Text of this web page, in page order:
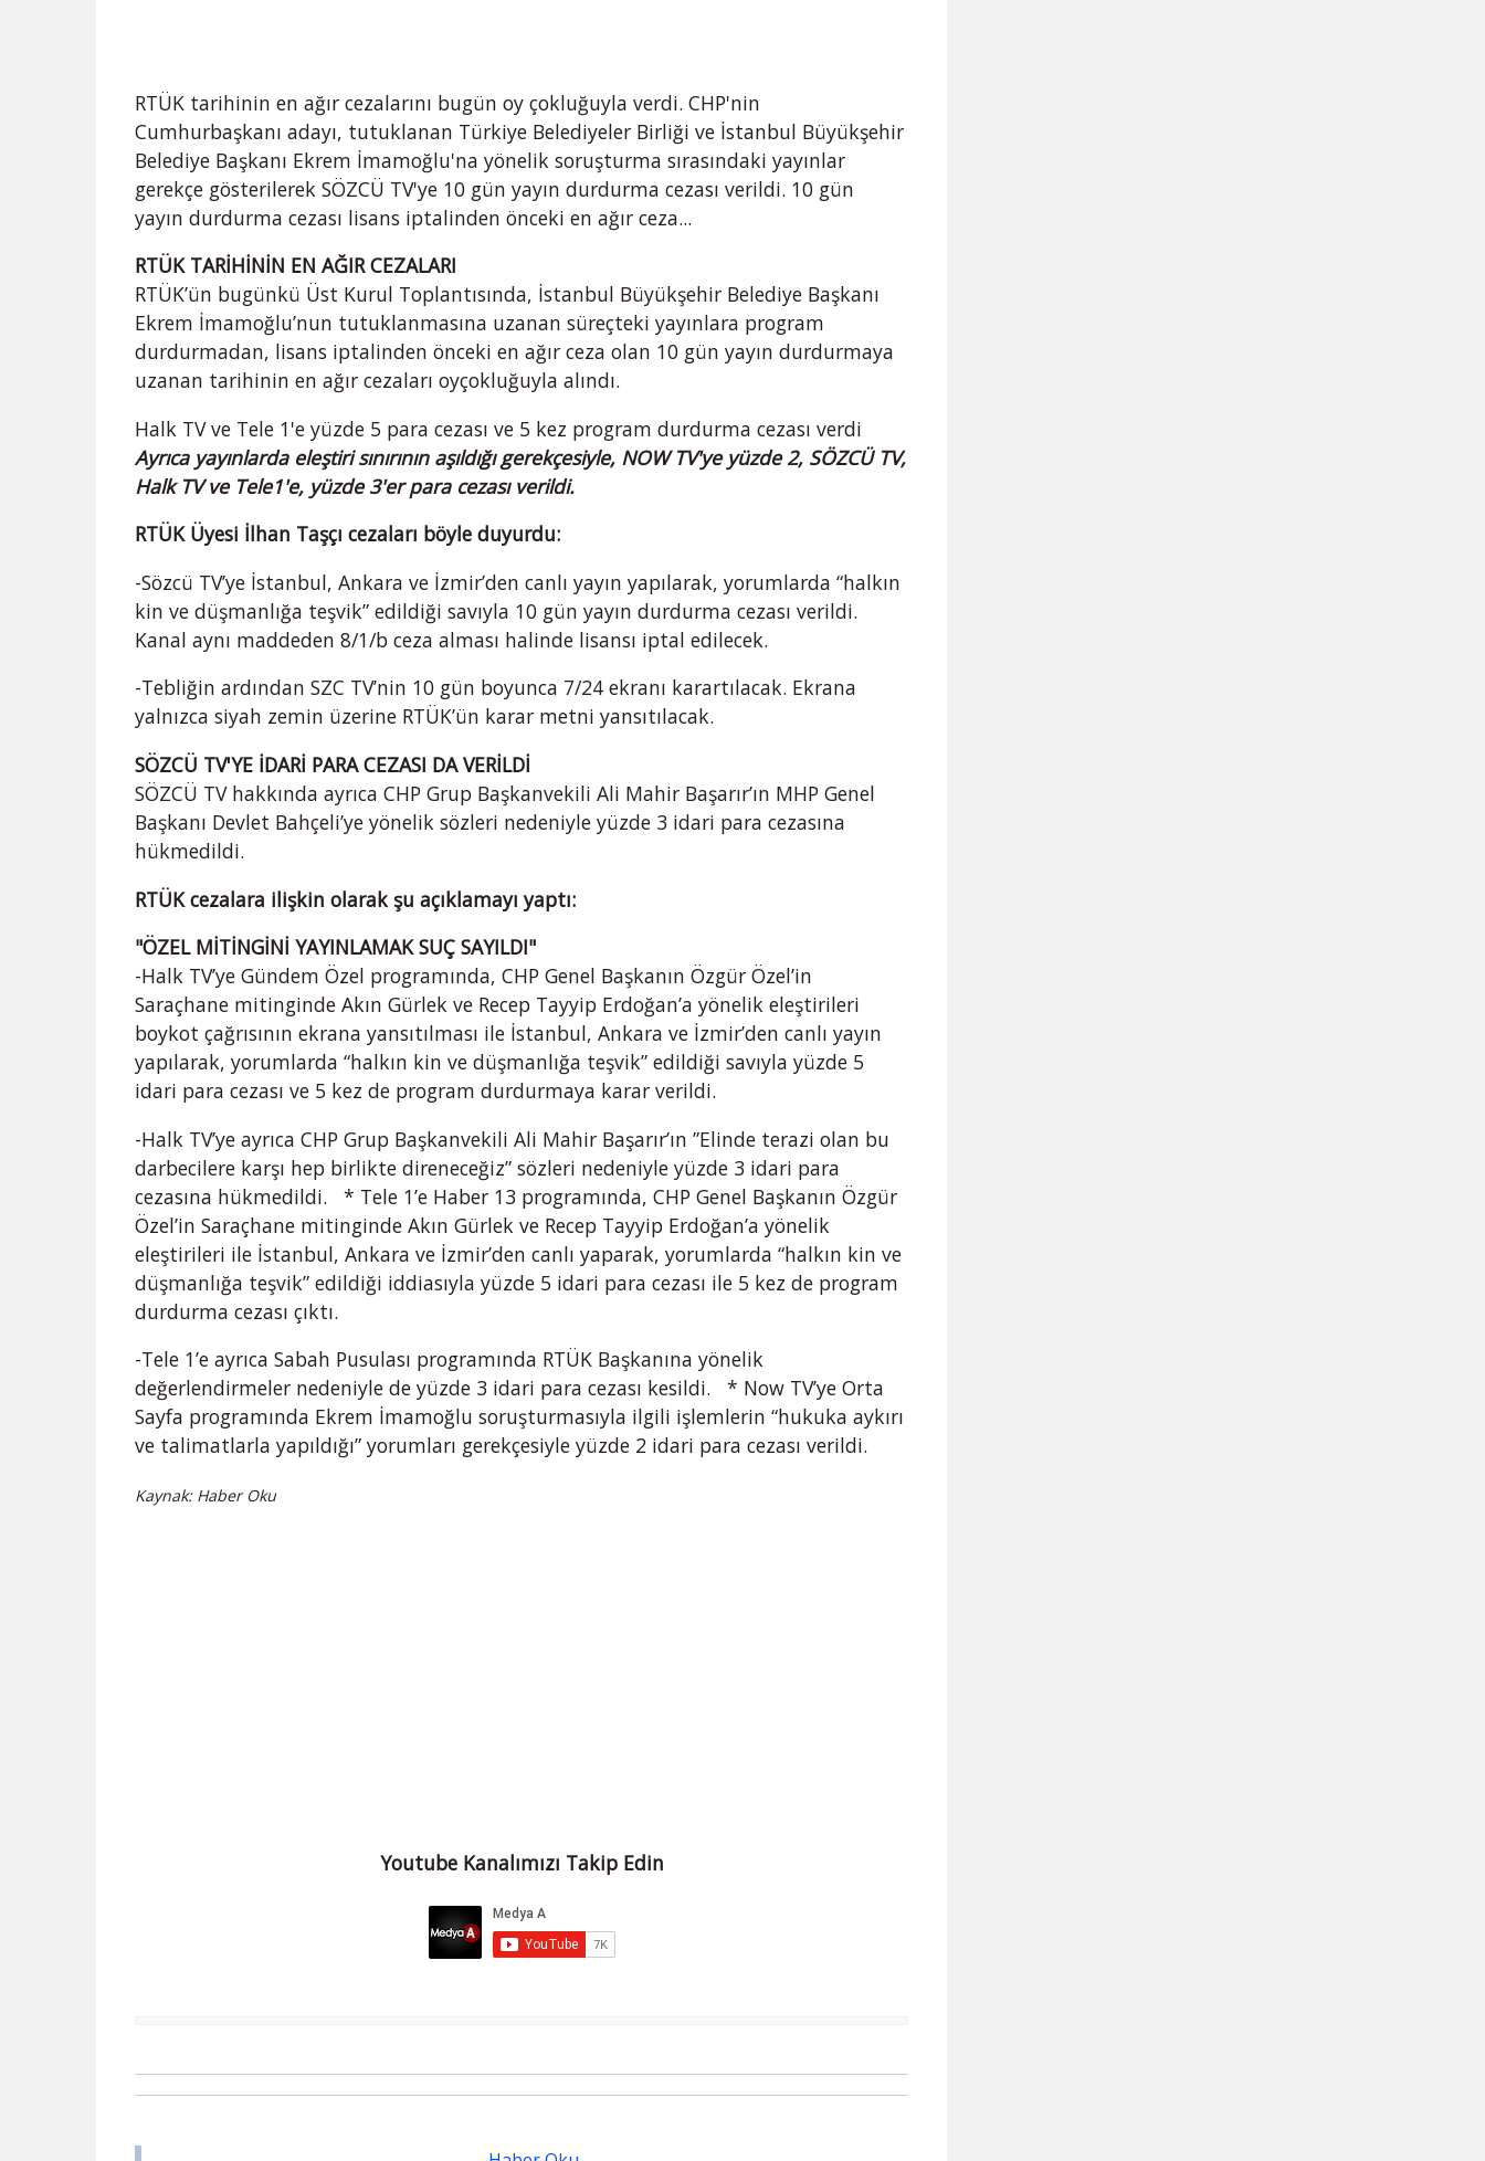
RTÜK tarihinin en ağır cezalarını bugün oy çokluğuyla verdi. CHP'nin
Cumhurbaşkanı adayı, tutuklanan Türkiye Belediyeler Birliği ve İstanbul Büyükşehir
Belediye Başkanı Ekrem İmamoğlu'na yönelik soruşturma sırasındaki yayınlar
gerekçe gösterilerek SÖZCÜ TV'ye 10 gün yayın durdurma cezası verildi. 10 gün
yayın durdurma cezası lisans iptalinden önceki en ağır ceza...
RTÜK TARİHİNİN EN AĞIR CEZALARI
RTÜK’ün bugünkü Üst Kurul Toplantısında, İstanbul Büyükşehir Belediye Başkanı
Ekrem İmamoğlu’nun tutuklanmasına uzanan süreçteki yayınlara program
durdurmadan, lisans iptalinden önceki en ağır ceza olan 10 gün yayın durdurmaya
uzanan tarihinin en ağır cezaları oyçokluğuyla alındı.
Halk TV ve Tele 1'e yüzde 5 para cezası ve 5 kez program durdurma cezası verdi
Ayrıca yayınlarda eleştiri sınırının aşıldığı gerekçesiyle, NOW TV'ye yüzde 2, SÖZCÜ TV,
Halk TV ve Tele1'e, yüzde 3'er para cezası verildi.
RTÜK Üyesi İlhan Taşçı cezaları böyle duyurdu:
-Sözcü TV’ye İstanbul, Ankara ve İzmir’den canlı yayın yapılarak, yorumlarda “halkın
kin ve düşmanlığa teşvik” edildiği savıyla 10 gün yayın durdurma cezası verildi.
Kanal aynı maddeden 8/1/b ceza alması halinde lisansı iptal edilecek.
-Tebliğin ardından SZC TV’nin 10 gün boyunca 7/24 ekranı karartılacak. Ekrana
yalnızca siyah zemin üzerine RTÜK’ün karar metni yansıtılacak.
SÖZCÜ TV'YE İDARİ PARA CEZASI DA VERİLDİ
SÖZCÜ TV hakkında ayrıca CHP Grup Başkanvekili Ali Mahir Başarır’ın MHP Genel
Başkanı Devlet Bahçeli’ye yönelik sözleri nedeniyle yüzde 3 idari para cezasına
hükmedildi.
RTÜK cezalara ilişkin olarak şu açıklamayı yaptı:
"ÖZEL MİTİNGİNİ YAYINLAMAK SUÇ SAYILDI"
-Halk TV’ye Gündem Özel programında, CHP Genel Başkanın Özgür Özel’in
Saraçhane mitinginde Akın Gürlek ve Recep Tayyip Erdoğan’a yönelik eleştirileri
boykot çağrısının ekrana yansıtılması ile İstanbul, Ankara ve İzmir’den canlı yayın
yapılarak, yorumlarda “halkın kin ve düşmanlığa teşvik” edildiği savıyla yüzde 5
idari para cezası ve 5 kez de program durdurmaya karar verildi.
-Halk TV’ye ayrıca CHP Grup Başkanvekili Ali Mahir Başarır’ın ”Elinde terazi olan bu
darbecilere karşı hep birlikte direneceğiz” sözleri nedeniyle yüzde 3 idari para
cezasına hükmedildi. * Tele 1’e Haber 13 programında, CHP Genel Başkanın Özgür
Özel’in Saraçhane mitinginde Akın Gürlek ve Recep Tayyip Erdoğan’a yönelik
eleştirileri ile İstanbul, Ankara ve İzmir’den canlı yaparak, yorumlarda “halkın kin ve
düşmanlığa teşvik” edildiği iddiasıyla yüzde 5 idari para cezası ile 5 kez de program
durdurma cezası çıktı.
-Tele 1’e ayrıca Sabah Pusulası programında RTÜK Başkanına yönelik
değerlendirmeler nedeniyle de yüzde 3 idari para cezası kesildi. * Now TV’ye Orta
Sayfa programında Ekrem İmamoğlu soruşturmasıyla ilgili işlemlerin “hukuka aykırı
ve talimatlarla yapıldığı” yorumları gerekçesiyle yüzde 2 idari para cezası verildi.
Kaynak: Haber Oku
Youtube Kanalımızı Takip Edin